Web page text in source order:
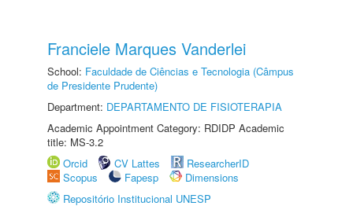
Franciele Marques Vanderlei
School: Faculdade de Ciências e Tecnologia (Câmpus
de Presidente Prudente)
Department: DEPARTAMENTO DE FISIOTERAPIA
Academic Appointment Category: RDIDP Academic
title: MS-3.2
Orcid
CV Lattes
ResearcherID
Scopus
Fapesp
Dimensions
Repositório Institucional UNESP